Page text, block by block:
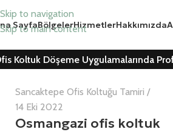
Skip to navigation
Skip to main content
SayfaBölgelerHizmetlerHakkımızda
Koltuk Döşeme Uygulamalarında
Can Cemil
Sancaktepe Ofis Koltuğu Tamiri
14 Eki 2022
Osmangazi ofis koltuk